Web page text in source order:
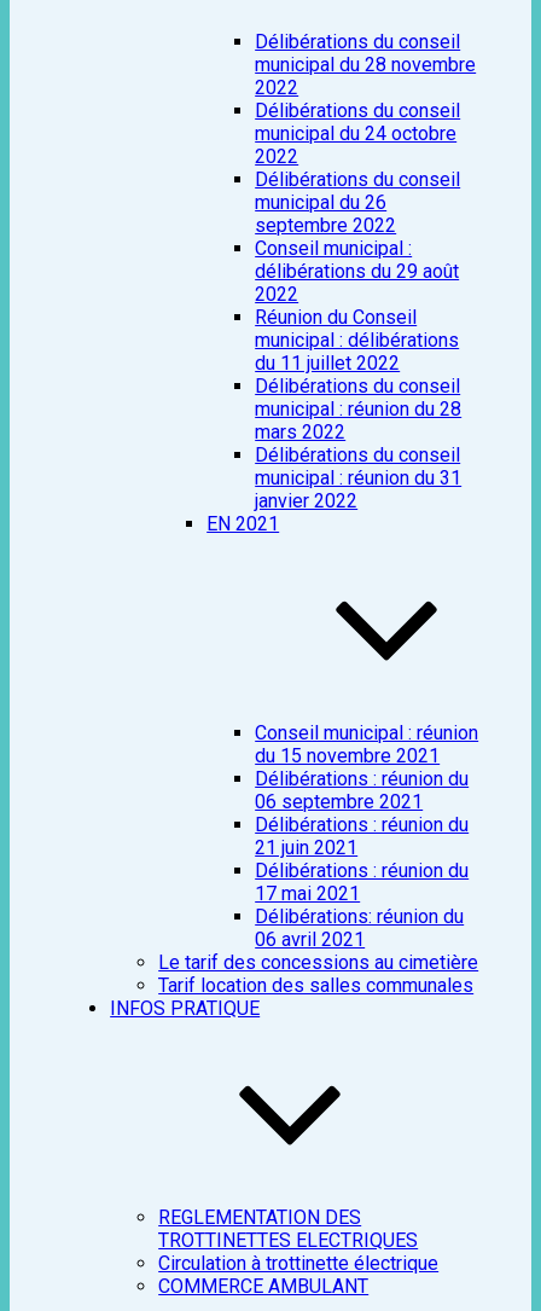
Délibérations du conseil
municipal du 28 novembre
2022
Délibérations du conseil
municipal du 24 octobre
2022
Délibérations du conseil
municipal du 26
septembre 2022
Conseil municipal :
délibérations du 29 août
2022
Réunion du Conseil
municipal : délibérations
du 11 juillet 2022
Délibérations du conseil
municipal : réunion du 28
mars 2022
Délibérations du conseil
municipal : réunion du 31
janvier 2022
EN 2021
Conseil municipal : réunion
du 15 novembre 2021
Délibérations : réunion du
06 septembre 2021
Délibérations : réunion du
21 juin 2021
Délibérations : réunion du
17 mai 2021
Délibérations: réunion du
06 avril 2021
Le tarif des concessions au cimetière
Tarif location des salles communales
INFOS PRATIQUE
REGLEMENTATION DES
TROTTINETTES ELECTRIQUES
Circulation à trottinette électrique
COMMERCE AMBULANT